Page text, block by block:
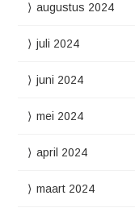
augustus 2024
juli 2024
juni 2024
mei 2024
april 2024
maart 2024